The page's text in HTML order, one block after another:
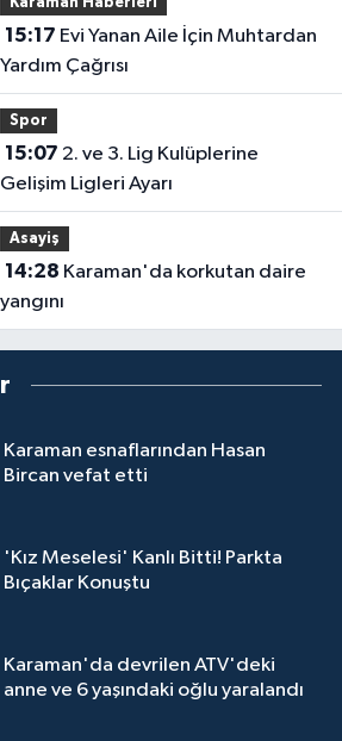
15:17
Yardım Çağrısı
Spor
15:07
Gelişim Ligleri Ayarı
Asayiş
14:28
yangını
Karaman esnaflarından Hasan
Bircan vefat etti
'Kız Meselesi' Kanlı Bitti! Parkta
Bıçaklar Konuştu
Karaman'da devrilen ATV'deki
anne ve 6 yaşındaki oğlu yaralandı